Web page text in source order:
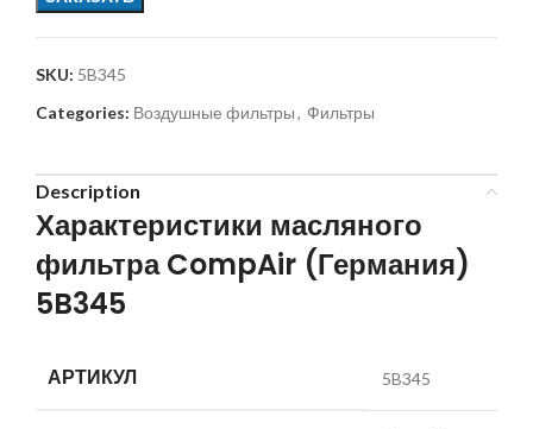
SKU: 5B345
Categories: Воздушные фильтры, Фильтры
Description
Характеристики масляного
фильтра CompAir (Германия)
5B345
АРТИКУЛ 5B345